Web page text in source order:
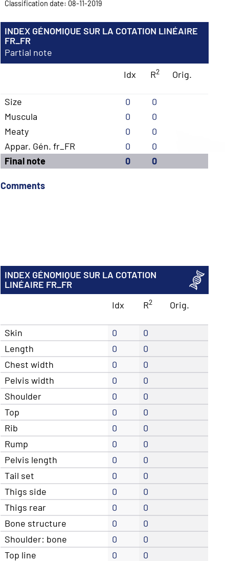
Classification date: 08-11-2019
INDEX GÉNOMIQUE SUR LA COTATION LINÉAIRE
FR_FR
Partial note
Idx
R2 Orig.
Size 0
0
Muscula
0
0
Meaty
0
0
Appar. Gén. fr_FR
0
0
Final note
0 0
Comments
INDEX GÉNOMIQUE SUR LA COTATION
LINÉAIRE FR_FR
Idx
R2 Orig.
Skin 0
0
Length
0
0
Chest width
0
0
Pelvis width
0
0
Shoulder
0
0
Top
0
0
Rib
0
0
Rump
0
0
Pelvis length
0
0
Tail set
0
0
Thigs side
0
0
Thigs rear
0
0
Bone structure
0
0
Shoulder: bone
0
0
Top line
0
0